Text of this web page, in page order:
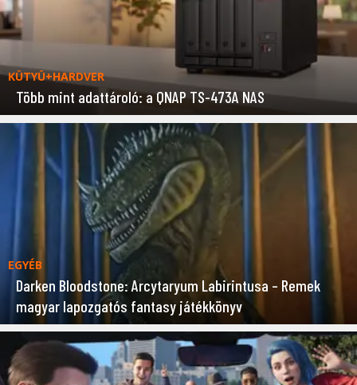
KÜTYÜ+HARDVER
Több mint adattároló: a QNAP TS-473A NAS
EGYÉB
Darken Bloodstone: Arcytaryum Labirintusa – Remek
magyar lapozgatós fantasy játékkönyv